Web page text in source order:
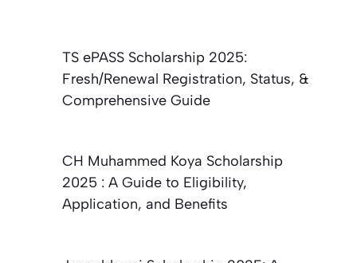
TS ePASS Scholarship 2025:
Fresh/Renewal Registration, Status, &
Comprehensive Guide
CH Muhammed Koya Scholarship
2025 : A Guide to Eligibility,
Application, and Benefits